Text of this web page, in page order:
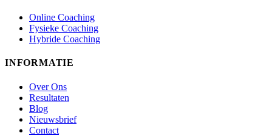
Online Coaching
Fysieke Coaching
Hybride Coaching
INFORMATIE
Over Ons
Resultaten
Blog
Nieuwsbrief
Contact